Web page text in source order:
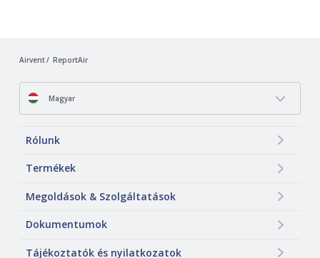
Airvent ReportAir
Magyar
Rólunk
Termékek
Megoldások & Szolgáltatások
Dokumentumok
Tájékoztatók és nyilatkozatok